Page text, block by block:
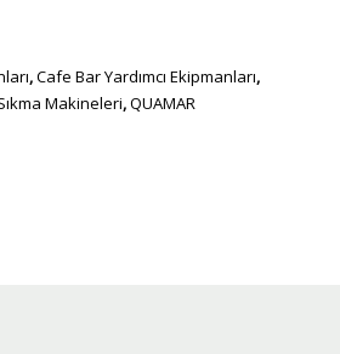
,Cafe Bar Yardımcı Ekipmanları,
Makineleri,QUAMAR